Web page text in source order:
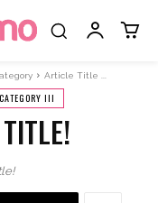
Article Title ...
CATEGORY III